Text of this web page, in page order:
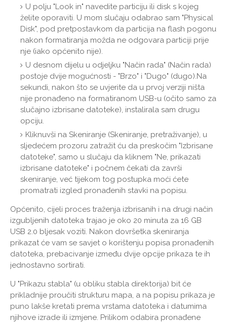
U polju "Look in" navedite particiju ili disk s kojeg
želite oporaviti. U mom slučaju odabrao sam "Physical
Disk", pod pretpostavkom da particija na flash pogonu
nakon formatiranja možda ne odgovara particiji prije
nje (iako općenito nije).
U desnom dijelu u odjeljku "Način rada" (Način rada)
postoje dvije mogućnosti - "Brzo" i "Dugo" (dugo).Na
sekundi, nakon što se uvjerite da u prvoj verziji ništa
nije pronađeno na formatiranom USB-u (očito samo za
slučajno izbrisane datoteke), instalirala sam drugu
opciju.
Kliknuvši na Skeniranje (Skeniranje, pretraživanje), u
sljedećem prozoru zatražit ću da preskočim "Izbrisane
datoteke", samo u slučaju da kliknem "Ne, prikazati
izbrisane datoteke" i počnem čekati da završi
skeniranje, već tijekom tog postupka moći ćete
promatrati izgled pronađenih stavki na popisu.
Općenito, cijeli proces traženja izbrisanih i na drugi način
izgubljenih datoteka trajao je oko 20 minuta za 16 GB
USB 2.0 bljesak voziti. Nakon dovršetka skeniranja
prikazat će vam se savjet o korištenju popisa pronađenih
datoteka, prebacivanje između dvije opcije prikaza te ih
jednostavno sortirati.
U "Prikazu stabla" (u obliku stabla direktorija) bit će
prikladnije proučiti strukturu mapa, a na popisu prikaza je
puno lakše kretati prema vrstama datoteka i datumima
njihove izrade ili izmjene. Prilikom odabira pronađene